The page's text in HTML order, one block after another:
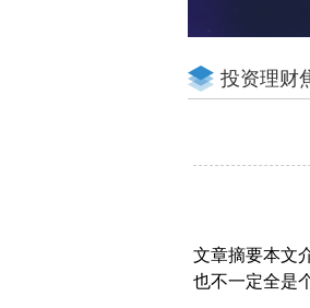
投资理财
文章摘要本文
也不一定全是